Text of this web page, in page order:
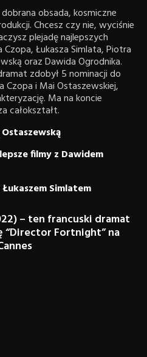
obsada, kosmiczne
Chcesz czy nie, wyciśnie
plejadę najlepszych
Łukasza Simlata, Piotra
oraz Dawida Ogrodnika.
zdobył 5 nominacji do
Czopa i Mai Ostaszewskiej,
Ma na koncie
całokształt.
filmy z Dawidem
Simlatem
– ten francuski dramat
“Director Fortnight” na